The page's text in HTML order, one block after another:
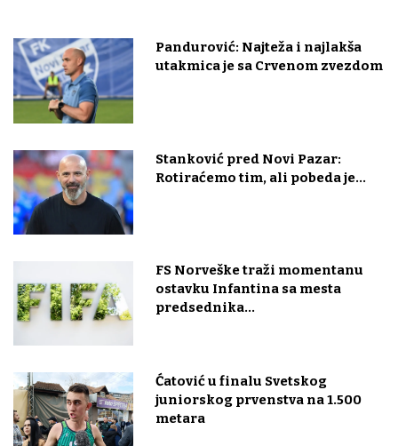
Pandurović: Najteža i najlakša
utakmica je sa Crvenom zvezdom
Stanković pred Novi Pazar:
Rotiraćemo tim, ali pobeda je...
FS Norveške traži momentanu
ostavku Infantina sa mesta
predsednika...
Ćatović u finalu Svetskog
juniorskog prvenstva na 1.500
metara